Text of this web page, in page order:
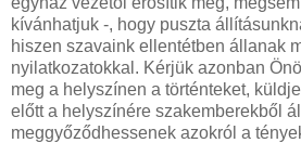
kívánhatjuk -, hogy puszta
hiszen szavaink ellentétben állanak
nyilatkozatokkal. Kérjük azonban
meg a helyszínen a történteket,
előtt a helyszínére szakemberekből
meggyőződhessenek azokról a